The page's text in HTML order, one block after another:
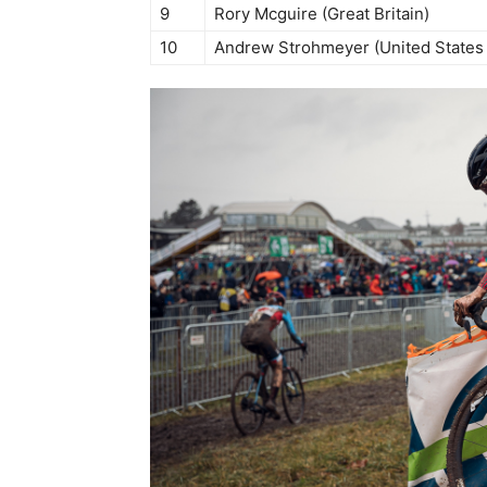
9
Rory Mcguire (Great Britain)
10
Andrew Strohmeyer (United States